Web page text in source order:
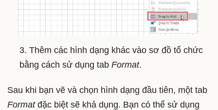
3. Thêm các hình dạng khác vào sơ đồ tổ chức
bằng cách sử dụng tab Format.
Sau khi bạn vẽ và chọn hình dạng đầu tiên, một tab
Formatđặc biệt sẽ khả dụng. Bạn có thể sử dụng